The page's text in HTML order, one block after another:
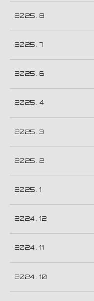
2025 . 8
2025 . 7
2025 . 6
2025 . 4
2025 . 3
2025 . 2
2025 . 1
2024 . 12
2024 . 11
2024 . 10